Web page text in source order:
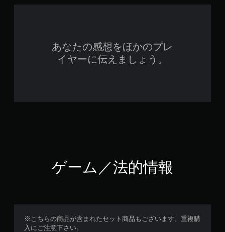
あなたの感想をほかのプレ
イヤーに伝えましょう。
ゲーム／法的情報
※こちらの商品が含まれたセット商品もございます。重複購
入にご注意下さい。